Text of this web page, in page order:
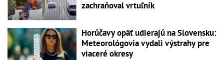
zachraňoval vrtuľník
Horúčavy opäť udierajú na Slovensku:
Meteorológovia vydali výstrahy pre
viaceré okresy